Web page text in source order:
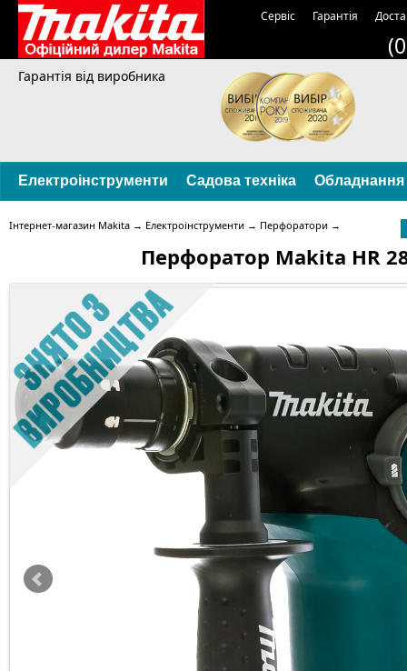
Сервіс Гарантія
Гарантія від виробника
Електроінструменти Садова техніка Обладнання
Інтернет-магазин Makita → Електроінструменти → Перфоратори →
Перфоратор Makita HR